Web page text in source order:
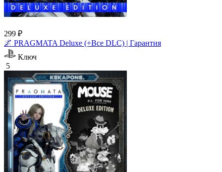
299 ₽
🌌 PRAGMATA Deluxe (+Все DLC) | Гарантия
Ключ
5